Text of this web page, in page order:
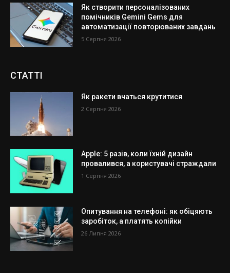
Як створити персоналізованих
помічників Gemini Gems для
автоматизації повторюваних завдань
5 Серпня 2026
СТАТТІ
Як ракети вчаться крутитися
2 Серпня 2026
Apple: 5 разів, коли їхній дизайн
провалився, а користувачі страждали
1 Серпня 2026
Опитування на телефоні: як обіцяють
заробіток, а платять копійки
26 Липня 2026